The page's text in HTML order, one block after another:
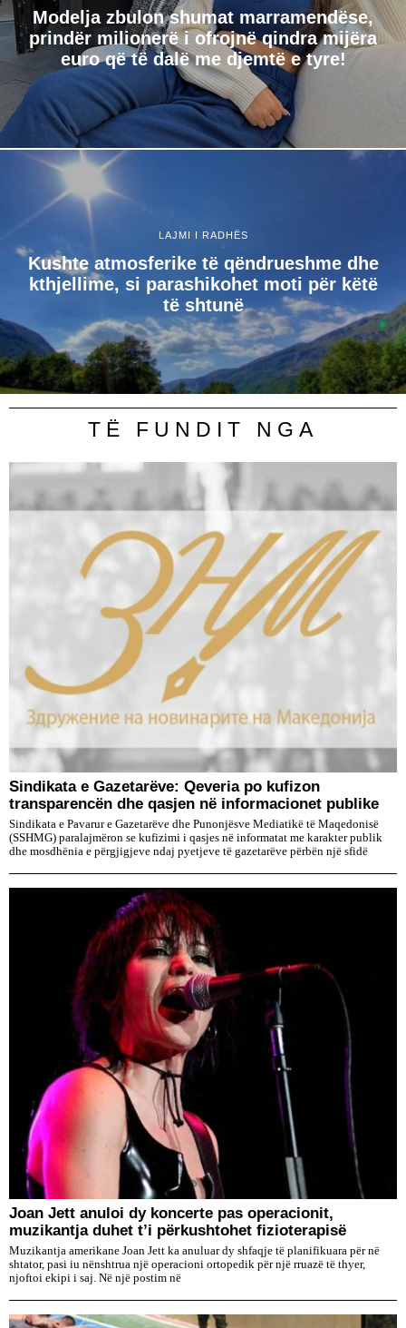
Modelja zbulon shumat marramendëse,
prindër milionerë i ofrojnë qindra mijëra
euro që të dalë me djemtë e tyre!
LAJMI I RADHËS
Kushte atmosferike të qëndrueshme dhe
kthjellime, si parashikohet moti për këtë
të shtunë
TË FUNDIT NGA
Sindikata e Gazetarëve: Qeveria po kufizon
transparencën dhe qasjen në informacionet publike
Sindikata e Pavarur e Gazetarëve dhe Punonjësve Mediatikë të Maqedonisë
(SSHMG) paralajmëron se kufizimi i qasjes në informatat me karakter publik
dhe mosdhënia e përgjigjeve ndaj pyetjeve të gazetarëve përbën një sfidë
Joan Jett anuloi dy koncerte pas operacionit,
muzikantja duhet t’i përkushtohet fizioterapisë
Muzikantja amerikane Joan Jett ka anuluar dy shfaqje të planifikuara për në
shtator, pasi iu nënshtrua një operacioni ortopedik për një rruazë të thyer,
njoftoi ekipi i saj. Në një postim në